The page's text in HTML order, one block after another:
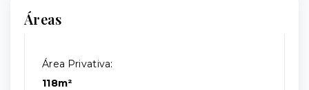
Áreas
Área Privativa:
118m²